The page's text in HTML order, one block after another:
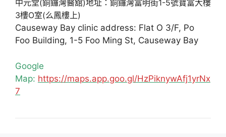
中元堂(銅鑼灣醫舘)地址：銅鑼灣富明街1-5號寶富大樓
3樓O室(么鳳樓上)
Causeway Bay clinic address: Flat O 3/F, Po
Foo Building, 1-5 Foo Ming St, Causeway Bay
Google
Map: https://maps.app.goo.gl/HzPiknywAfj1yrNx
7